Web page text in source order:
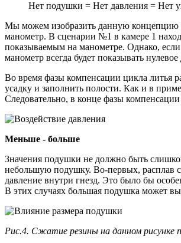
Нет подушки = Нет давления = Нет
Мы можем изобразить данную концепцию
манометр. В сценарии №1 в камере 1
показываемым на манометре. Однако,
манометр всегда будет показывать
Во время фазы компенсации цикла литья
усадку и заполнить полости. Как и в
Следовательно, в конце фазы
Меньше - больше
Значения подушки не должно быть
небольшую подушку. Во-первых, расплав
давление внутри гнезд. Это было бы
В этих случаях большая подушка может
Рис.4. Сжатие резины на данном рисунке